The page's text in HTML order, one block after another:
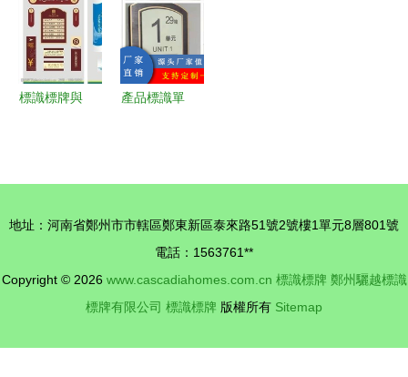
新標識牌圖
例）
標識標牌與
產品標識單
地址：河南省鄭州市市轄區鄭東新區泰來路51號2號樓1單元8層801號
電話：1563761**
Copyright © 2026 www.cascadiahomes.com.cn 標識標牌 鄭州驪越標識
標牌有限公司 標識標牌 版權所有 Sitemap